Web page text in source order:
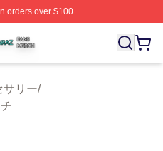
orders over $100
Licensed Carlos
サリー/